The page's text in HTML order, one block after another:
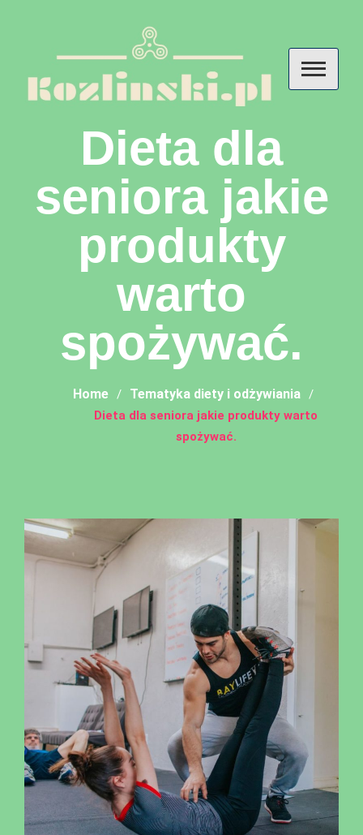
Kozlinski – przemyślenia o
diecie, odżywianiu i
suplementach
Dieta dla
seniora jakie
produkty
warto
spożywać.
Home Tematyka diety i odżywiania
Dieta dla seniora jakie produkty warto
spożywać.